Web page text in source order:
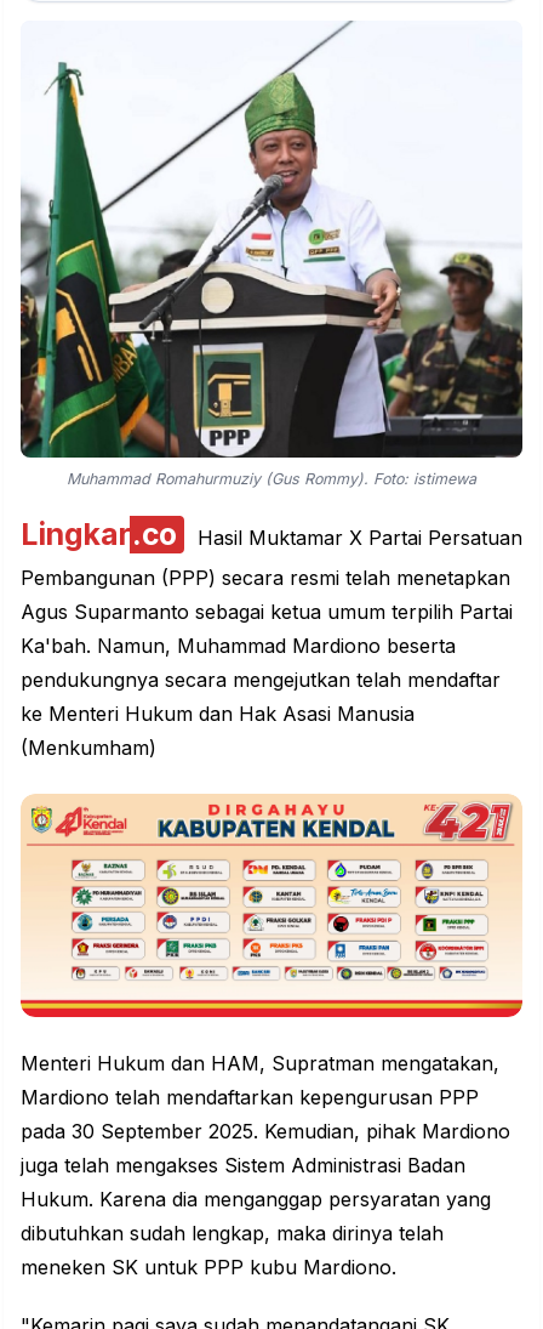
Muhammad Romahurmuziy (Gus Rommy). Foto: istimewa
Lingkar.co
Hasil Muktamar X Partai Persatuan
Pembangunan (PPP) secara resmi telah menetapkan
Agus Suparmanto sebagai ketua umum terpilih Partai
Ka'bah. Namun, Muhammad Mardiono beserta
pendukungnya secara mengejutkan telah mendaftar
ke Menteri Hukum dan Hak Asasi Manusia
(Menkumham)
Menteri Hukum dan HAM, Supratman mengatakan,
Mardiono telah mendaftarkan kepengurusan PPP
pada 30 September 2025. Kemudian, pihak Mardiono
juga telah mengakses Sistem Administrasi Badan
Hukum. Karena dia menganggap persyaratan yang
dibutuhkan sudah lengkap, maka dirinya telah
meneken SK untuk PPP kubu Mardiono.